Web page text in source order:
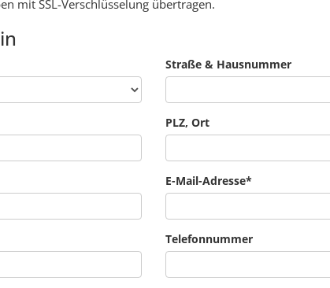
mit SSL-Verschlüsselung übertragen.
Straße & Hausnummer
PLZ, Ort
E-Mail-Adresse*
Telefonnummer